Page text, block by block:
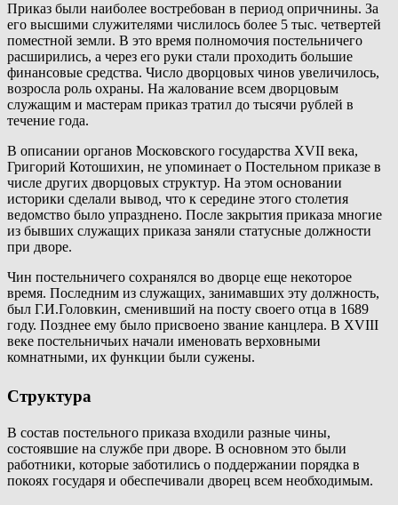
Приказ были наиболее востребован в период опричнины. За
его высшими служителями числилось более 5 тыс. четвертей
поместной земли. В это время полномочия постельничего
расширились, а через его руки стали проходить большие
финансовые средства. Число дворцовых чинов увеличилось,
возросла роль охраны. На жалование всем дворцовым
служащим и мастерам приказ тратил до тысячи рублей в
течение года.
В описании органов Московского государства XVII века,
Григорий Котошихин, не упоминает о Постельном приказе в
числе других дворцовых структур. На этом основании
историки сделали вывод, что к середине этого столетия
ведомство было упразднено. После закрытия приказа многие
из бывших служащих приказа заняли статусные должности
при дворе.
Чин постельничего сохранялся во дворце еще некоторое
время. Последним из служащих, занимавших эту должность,
был Г.И.Головкин, сменивший на посту своего отца в 1689
году. Позднее ему было присвоено звание канцлера. В XVIII
веке постельничьих начали именовать верховными
комнатными, их функции были сужены.
Структура
В состав постельного приказа входили разные чины,
состоявшие на службе при дворе. В основном это были
работники, которые заботились о поддержании порядка в
покоях государя и обеспечивали дворец всем необходимым.